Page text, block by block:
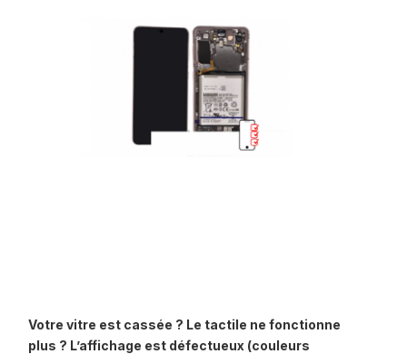
Votre vitre est cassée ? Le tactile ne fonctionne
plus ? L’affichage est défectueux (couleurs